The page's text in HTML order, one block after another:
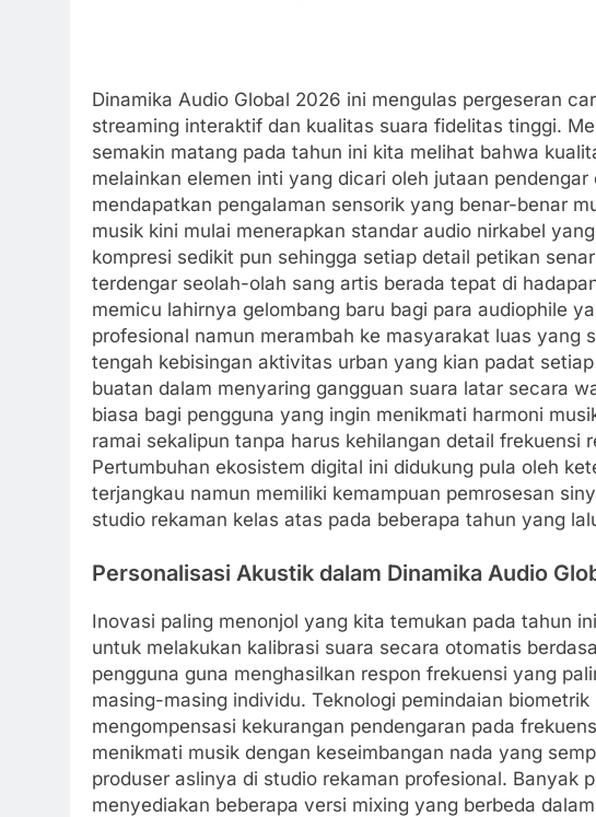
Dinamika Audio Global 2026 ini mengulas pergeseran
streaming interaktif dan kualitas suara fidelitas tinggi.
semakin matang pada tahun ini kita melihat bahwa
melainkan elemen inti yang dicari oleh jutaan
mendapatkan pengalaman sensorik yang benar-benar
musik kini mulai menerapkan standar audio nirkabel
kompresi sedikit pun sehingga setiap detail petikan
terdengar seolah-olah sang artis berada tepat di
memicu lahirnya gelombang baru bagi para audiophile
profesional namun merambah ke masyarakat luas yang
tengah kebisingan aktivitas urban yang kian padat
buatan dalam menyaring gangguan suara latar secara
biasa bagi pengguna yang ingin menikmati harmoni
ramai sekalipun tanpa harus kehilangan detail frekuensi
Pertumbuhan ekosistem digital ini didukung pula oleh
terjangkau namun memiliki kemampuan pemrosesan
studio rekaman kelas atas pada beberapa tahun yang
Personalisasi Akustik dalam Dinamika Audio
Inovasi paling menonjol yang kita temukan pada tahun
untuk melakukan kalibrasi suara secara otomatis
pengguna guna menghasilkan respon frekuensi yang
masing-masing individu. Teknologi pemindaian
mengompensasi kekurangan pendengaran pada
menikmati musik dengan keseimbangan nada yang
produser aslinya di studio rekaman profesional. Banyak
menyediakan beberapa versi mixing yang berbeda